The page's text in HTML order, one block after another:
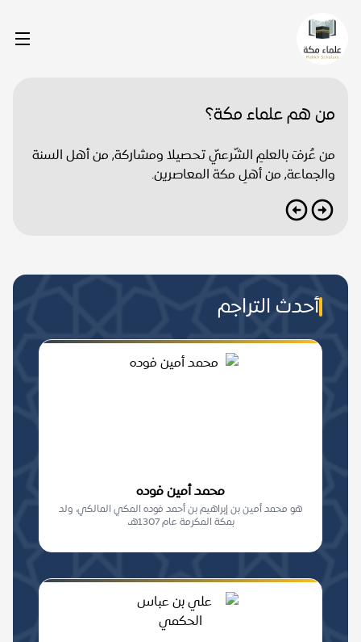
من هم علماء مكة؟
من عُرفَ بالعلمِ الشّرعيّ تحصيلا ومشاركة, من أهل السنة
والجماعة, من أهلِ مكة المعاصرين.
أحدث التراجم
محمد أمين فوده
هو محمد أمين بن إبراهيم بن أحمد فوده المكي المالكي، ولد
بمكة المكرمة عام 1307هـ،